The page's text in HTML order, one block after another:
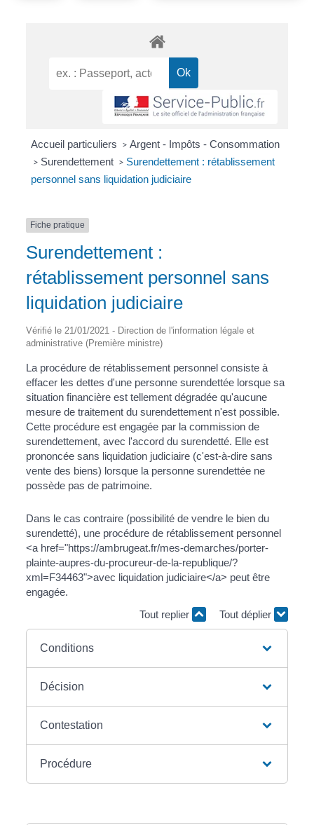
Accueil particuliers > Argent - Impôts - Consommation
> Surendettement > Surendettement : rétablissement
personnel sans liquidation judiciaire
Fiche pratique
Surendettement :
rétablissement personnel sans
liquidation judiciaire
Vérifié le 21/01/2021 - Direction de l'information légale et
administrative (Première ministre)
La procédure de rétablissement personnel consiste à
effacer les dettes d'une personne surendettée lorsque sa
situation financière est tellement dégradée qu'aucune
mesure de traitement du surendettement n'est possible.
Cette procédure est engagée par la commission de
surendettement, avec l'accord du surendetté. Elle est
prononcée sans liquidation judiciaire (c'est-à-dire sans
vente des biens) lorsque la personne surendettée ne
possède pas de patrimoine.
Dans le cas contraire (possibilité de vendre le bien du
surendetté), une procédure de rétablissement personnel
<a href="https://ambrugeat.fr/mes-demarches/porter-
plainte-aupres-du-procureur-de-la-republique/?
xml=F34463">avec liquidation judiciaire</a> peut être
engagée.
Tout replier
Tout déplier
Conditions
Décision
Contestation
Procédure